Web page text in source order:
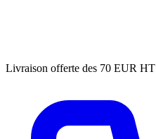
Livraison offerte des 70 EUR HT